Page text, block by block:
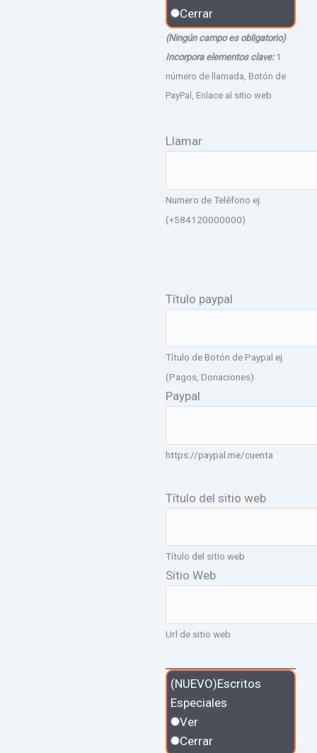
Cerrar
(Ningún campo es obligatorio)
Incorpora elementos clave:1
número de llamada, Botón de
PayPal, Enlace al sitio web
Llamar
Numero de Teléfono ej.
(+584120000000)
Título paypal
Título de Botón de Paypal ej.
(Pagos, Donaciones)
Paypal
https://paypal.me/cuenta
Título del sitio web
Título del sitio web
Sitio Web
Url de sitio web
(NUEVO)Escritos
Especiales
Ver
Cerrar